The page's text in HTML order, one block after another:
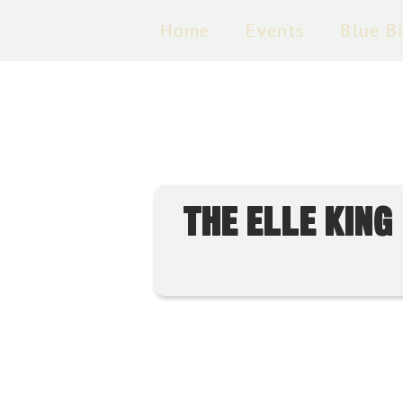
Home Events Blue
THE ELLE KING